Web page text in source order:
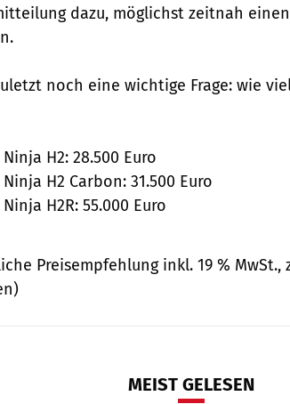
dazu, möglichst zeitnah
noch eine wichtige Frage: wie
H2: 28.500 Euro
H2 Carbon: 31.500 Euro
H2R: 55.000 Euro
Preisempfehlung inkl. 19 % MwSt.,
MEIST GELESEN